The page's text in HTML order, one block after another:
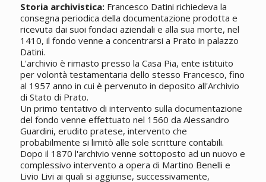
Storia archivistica:Francesco Datini richiedeva la
consegna periodica della documentazione prodotta e
ricevuta dai suoi fondaci aziendali e alla sua morte, nel
1410, il fondo venne a concentrarsi a Prato in palazzo
Datini.
L'archivio è rimasto presso la Casa Pia, ente istituito
per volontà testamentaria dello stesso Francesco, fino
al 1957 anno in cui è pervenuto in deposito all'Archivio
di Stato di Prato.
Un primo tentativo di intervento sulla documentazione
del fondo venne effettuato nel 1560 da Alessandro
Guardini, erudito pratese, intervento che
probabilmente si limitò alle sole scritture contabili.
Dopo il 1870 l'archivio venne sottoposto ad un nuovo e
complessivo intervento a opera di Martino Benelli e
Livio Livi ai quali si aggiunse, successivamente,